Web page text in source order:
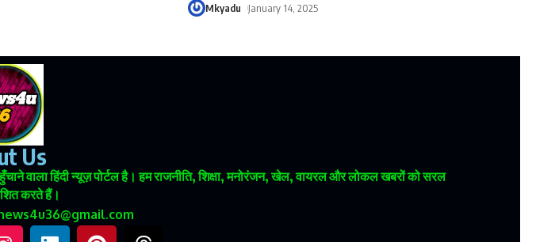
Mkyadu January 14, 2025
Us
वाला हिंदी न्यूज़ पोर्टल है। हम राजनीति, शिक्षा, मनोरंजन, खेल, वायरल और लोकल खबरों को सरल
करते हैं।